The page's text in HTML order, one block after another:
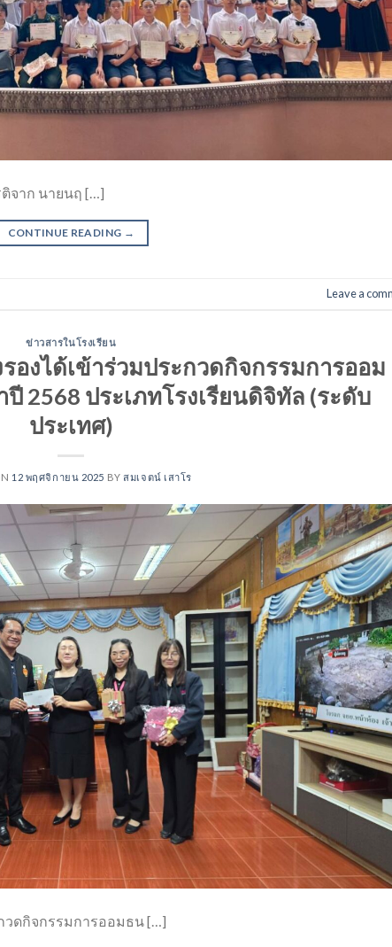
จาก นายนฤ […]
CONTINUE READING →
Leave a
ข่าวสารในโรงเรียน
องได้เข้าร่วมประกวดกิจกรรมการออม
2568 ประเภทโรงเรียนดิจิทัล (ระดับ
ประเทศ)
12 พฤศจิกายน 2025 BYสมเจตน์ เสาโร
วดกิจกรรมการออมธน […]